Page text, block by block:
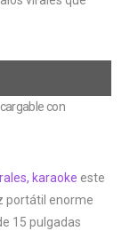
con
karaoke este
portátil enorme
15 pulgadas